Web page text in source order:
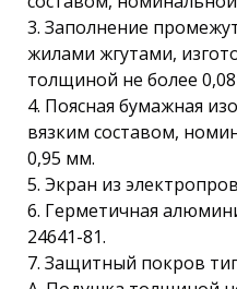
3. Заполнение
жилами жгутами,
толщиной не более
4. Поясная бумажная
вязким составом,
0,95 мм.
5. Экран из
6. Герметичная
24641-81.
7. Защитный покров